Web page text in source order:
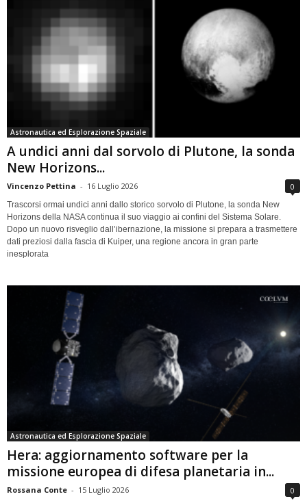
Astronautica ed Esplorazione Spaziale
A undici anni dal sorvolo di Plutone, la sonda
New Horizons...
Vincenzo Pettina - 16 Luglio 2026 0
Trascorsi ormai undici anni dallo storico sorvolo di Plutone, la sonda New
Horizons della NASA continua il suo viaggio ai confini del Sistema Solare.
Dopo un nuovo risveglio dall’ibernazione, la missione si prepara a trasmettere
dati preziosi dalla fascia di Kuiper, una regione ancora in gran parte
inesplorata
Astronautica ed Esplorazione Spaziale
Hera: aggiornamento software per la
missione europea di difesa planetaria in...
Rossana Conte - 15 Luglio 2026 0